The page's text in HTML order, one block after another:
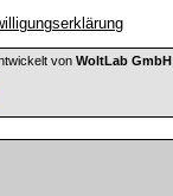
von WoltLab GmbH